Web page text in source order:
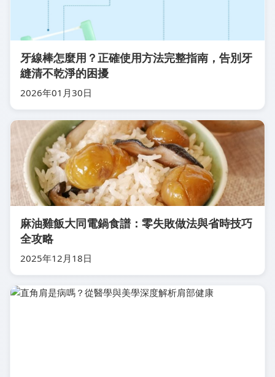
牙線棒怎麼用？正確使用方法完整指南，告別牙
縫清不乾淨的困擾
2026年01月30日
麻油雞飯大同電鍋食譜：零失敗做法與省時技巧
全攻略
2025年12月18日